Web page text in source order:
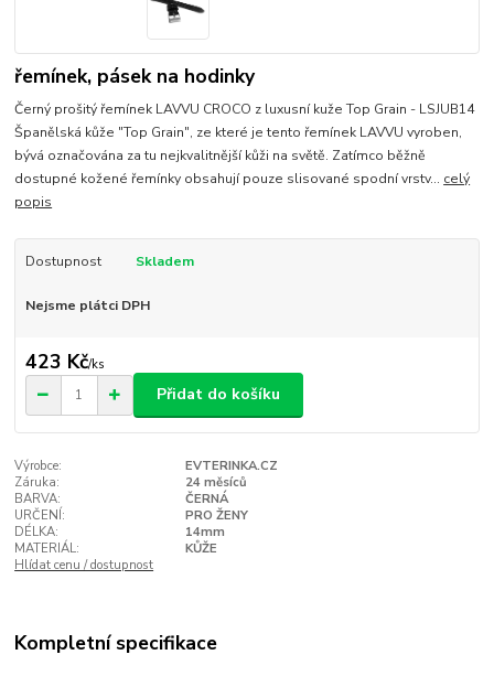
řemínek, pásek na hodinky
Černý prošitý řemínek LAVVU CROCO z luxusní kuže Top Grain - LSJUB14
Španělská kůže "Top Grain", ze které je tento řemínek LAVVU vyroben,
bývá označována za tu nejkvalitnější kůži na světě. Zatímco běžně
dostupné kožené řemínky obsahují pouze slisované spodní vrstv... celý
popis
Dostupnost Skladem
Nejsme plátci DPH
423 Kč/ks
Přidat do košíku
Výrobce:
EVTERINKA.CZ
Záruka:
24 měsíců
BARVA:
ČERNÁ
URČENÍ:
PRO ŽENY
DÉLKA:
14mm
MATERIÁL:
KŮŽE
Hlídat cenu / dostupnost
Kompletní specifikace